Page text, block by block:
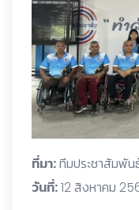
ที่มา:ทีมประชาสัมพั
วันที่:12 สิงหาคม